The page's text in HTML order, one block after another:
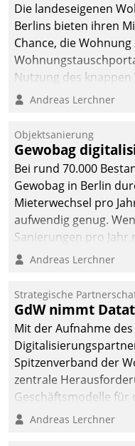
Die landeseigenen
Berlins bieten ihren
Chance, die
Nutzung des
Anwendungsfall für
Unternehmen.
Andreas Lerchner
Objektsanierung
Gewobag
Bei rund 70.000
Gewobag in Berlin
Mieterwechsel pro
aufwendig genug.
Sanierungen pro
Betreuungs- und
kommunale
gemeinsam mit der
Teilprozess der
Andreas Lerchner
Strategische
GdW nimmt
Mit der Aufnahme
Spitzenverband der
zentrale
Geschäftsmodelle für
entwickeln.
Andreas Lerchner